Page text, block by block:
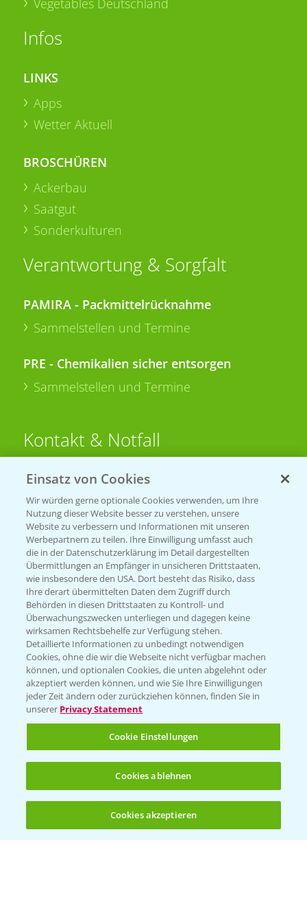
(noch 4)
Vegetables Deutschland
Infos
LINKS
Apps
Wetter Aktuell
BROSCHÜREN
Ackerbau
Saatgut
Sonderkulturen
Verantwortung & Sorgfalt
PAMIRA - Packmittelrücknahme
Sammelstellen und Termine
PRE - Chemikalien sicher entsorgen
Sammelstellen und Termine
Kontakt & Notfall
Beratung auf WhatsApp
T.+49 (0)174 346 564 1
KONTAKT
Hilfe in Notfällen
T.+49 (0)214/30-20220
Folgen Sie uns
Allgemeine Nutzungsbedingungen
Datenschutzerklärung
Impressum
Gebrauchshinweise
Einsatz von Cookies
Wir würden gerne optionale Cookies verwenden, um Ihre
Nutzung dieser Website besser zu verstehen, unsere
Website zu verbessern und Informationen mit unseren
Werbepartnern zu teilen. Ihre Einwilligung umfasst auch
die in der Datenschutzerklärung im Detail dargestellten
Übermittlungen an Empfänger in unsicheren Drittstaaten,
wie insbesondere den USA. Dort besteht das Risiko, dass
Ihre derart übermittelten Daten dem Zugriff durch
Behörden in diesen Drittstaaten zu Kontroll- und
Überwachungszwecken unterliegen und dagegen keine
wirksamen Rechtsbehelfe zur Verfügung stehen.
Detaillierte Informationen zu unbedingt notwendigen
Cookies, ohne die wir die Webseite nicht verfügbar machen
können, und optionalen Cookies, die unten abgelehnt oder
akzeptiert werden können, und wie Sie Ihre Einwilligungen
jeder Zeit ändern oder zurückziehen können, finden Sie in
unserer Privacy Statement
Cookie Einstellungen
Cookies ablehnen
Cookies akzeptieren